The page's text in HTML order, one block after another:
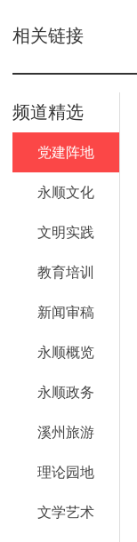
相关链接
频道精选
党建阵地
永顺文化
文明实践
教育培训
新闻审稿
永顺概览
永顺政务
溪州旅游
理论园地
文学艺术